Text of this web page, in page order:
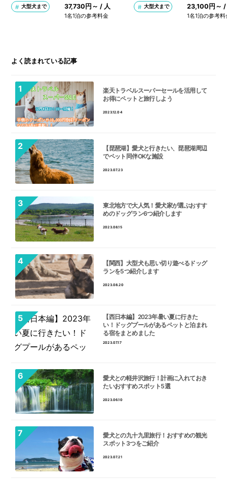
大型犬まで 37,730円～ / 人
1名1泊の参考料金
大型犬まで 23,100円～ /
1名1泊の参考料
よく読まれている記事
楽天トラベルスーパーセールを活用して
お得にペットと旅行しよう
2023.12.04
【琵琶湖】愛犬と行きたい、琵琶湖周辺
でペット同伴OKな施設
2023.07.23
東北地方で大人気！愛犬家が選ぶおすす
めのドッグラン6つ紹介します
2023.08.15
【関西】大型犬も思い切り遊べるドッグ
ランを5つ紹介します
2023.08.20
【西日本編】2023年暑い夏に行きた
い！ドッグプールがあるペットと泊まれ
る宿をまとめました
2023.07.17
愛犬との軽井沢旅行！計画に入れておき
たいおすすめスポット5選
2023.06.10
愛犬との九十九里旅行！おすすめの観光
スポット3つをご紹介
2023.07.21